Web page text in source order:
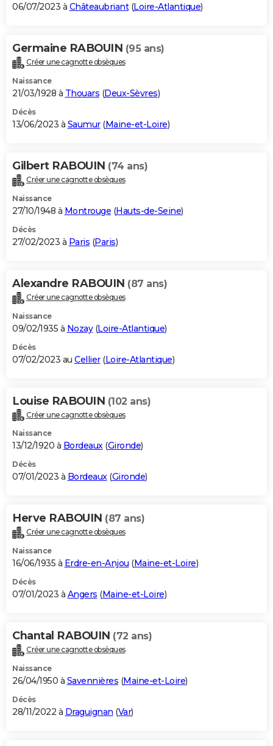
06/07/2023 à Châteaubriant(Loire-Atlantique)
Germaine RABOUIN (95 ans)
Créer une cagnotte obsèques
Naissance
21/03/1928 à Thouars (Deux-Sèvres)
Décès
13/06/2023 à Saumur(Maine-et-Loire)
Gilbert RABOUIN (74 ans)
Créer une cagnotte obsèques
Naissance
27/10/1948 à Montrouge (Hauts-de-Seine)
Décès
27/02/2023 à Paris (Paris)
Alexandre RABOUIN (87 ans)
Créer une cagnotte obsèques
Naissance
09/02/1935 à Nozay(Loire-Atlantique)
Décès
07/02/2023 au Cellier(Loire-Atlantique)
Louise RABOUIN (102 ans)
Créer une cagnotte obsèques
Naissance
13/12/1920 à Bordeaux(Gironde)
Décès
07/01/2023 à Bordeaux(Gironde)
Herve RABOUIN (87 ans)
Créer une cagnotte obsèques
Naissance
16/06/1935 à Erdre-en-Anjou (Maine-et-Loire)
Décès
07/01/2023 à Angers (Maine-et-Loire)
Chantal RABOUIN (72 ans)
Créer une cagnotte obsèques
Naissance
26/04/1950 à Savennières (Maine-et-Loire)
Décès
28/11/2022 à Draguignan (Var)